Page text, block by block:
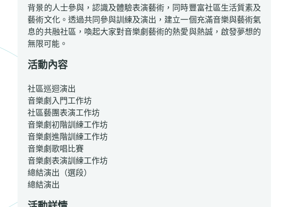
背景的人士參與，認識及體驗表演藝術，同時豐富社區生活質素及
藝術文化。透過共同參與訓練及演出，建立一個充滿音樂與藝術氣
息的共融社區，喚起大家對音樂劇藝術的熱愛與熱誠，啟發夢想的
無限可能。
活動內容
社區巡迴演出
音樂劇入門工作坊
社區藝團表演工作坊
音樂劇初階訓練工作坊
音樂劇進階訓練工作坊
音樂劇歌唱比賽
音樂劇表演訓練工作坊
總結演出（選段）
總結演出